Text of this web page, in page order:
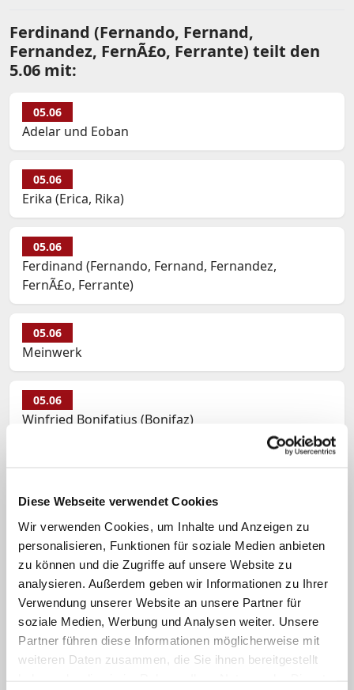
Diese Webseite verwendet Cookies
Wir verwenden Cookies, um Inhalte und Anzeigen zu
personalisieren, Funktionen für soziale Medien anbieten
zu können und die Zugriffe auf unsere Website zu
analysieren. Außerdem geben wir Informationen zu Ihrer
Verwendung unserer Website an unsere Partner für
soziale Medien, Werbung und Analysen weiter. Unsere
Partner führen diese Informationen möglicherweise mit
weiteren Daten zusammen, die Sie ihnen bereitgestellt
Ferdinand (Fernando, Fernand,
Fernandez, FernÃ£o, Ferrante) teilt den
5.06 mit:
05.06
Adelar und Eoban
05.06
Erika (Erica, Rika)
05.06
Ferdinand (Fernando, Fernand, Fernandez,
FernÃ£o, Ferrante)
05.06
Meinwerk
05.06
Winfried Bonifatius (Bonifaz)
Adelar und Eoban
05.06
Erika (Erica, Rika)
05.06
Ferdinand (Fernando, Fernand, Fernandez,
FernÃ£o, Ferrante)